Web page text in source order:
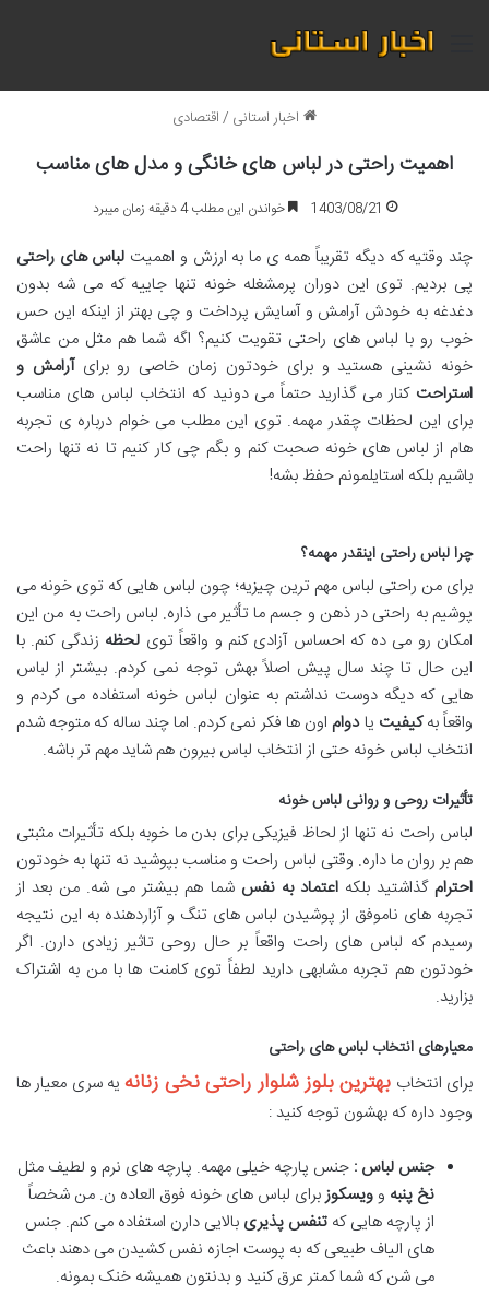
منو
اخبار استانی /اقتصادی
اهمیت راحتی در لباس های خانگی و مدل های مناسب
1403/08/21 خواندن این مطلب 4 دقیقه زمان میبرد
چند وقتیه که دیگه تقریباً همه ی ما به ارزش و اهمیت لباس های راحتی
پی بردیم. توی این دوران پرمشغله خونه تنها جاییه که می شه بدون
دغدغه به خودش آرامش و آسایش پرداخت و چی بهتر از اینکه این حس
خوب رو با لباس های راحتی تقویت کنیم؟ اگه شما هم مثل من عاشق
خونه نشینی هستید و برای خودتون زمان خاصی رو برایآرامش و
استراحت کنار می گذارید حتماً می دونید که انتخاب لباس های مناسب
برای این لحظات چقدر مهمه. توی این مطلب می خوام درباره ی تجربه
هام از لباس های خونه صحبت کنم و بگم چی کار کنیم تا نه تنها راحت
باشیم بلکه استایلمونم حفظ بشه!
چرا لباس راحتی اینقدر مهمه؟
برای من راحتی لباس مهم ترین چیزیه؛ چون لباس هایی که توی خونه می
پوشیم به راحتی در ذهن و جسم ما تأثیر می ذاره. لباس راحت به من این
امکان رو می ده که احساس آزادی کنم و واقعاً توی لحظه زندگی کنم. با
این حال تا چند سال پیش اصلاً بهش توجه نمی کردم. بیشتر از لباس
هایی که دیگه دوست نداشتم به عنوان لباس خونه استفاده می کردم و
واقعاً بهکیفیت یادوام اون ها فکر نمی کردم. اما چند ساله که متوجه شدم
انتخاب لباس خونه حتی از انتخاب لباس بیرون هم شاید مهم تر باشه.
تأثیرات روحی و روانی لباس خونه
لباس راحت نه تنها از لحاظ فیزیکی برای بدن ما خوبه بلکه تأثیرات مثبتی
هم بر روان ما داره. وقتی لباس راحت و مناسب بپوشید نه تنها به خودتون
احترام گذاشتید بلکهاعتماد به نفس شما هم بیشتر می شه. من بعد از
تجربه های ناموفق از پوشیدن لباس های تنگ و آزاردهنده به این نتیجه
رسیدم که لباس های راحت واقعاً بر حال روحی تاثیر زیادی دارن. اگر
خودتون هم تجربه مشابهی دارید لطفاً توی کامنت ها با من به اشتراک
بزارید.
معیارهای انتخاب لباس های راحتی
برای انتخاب بهترین بلوز شلوار راحتی نخی زنانهیه سری معیار ها
وجود داره که بهشون توجه کنید :
جنس لباس : جنس پارچه خیلی مهمه. پارچه های نرم و لطیف مثل
نخ پنبه وویسکوزبرای لباس های خونه فوق العاده ن. من شخصاً
از پارچه هایی که تنفس پذیری بالایی دارن استفاده می کنم. جنس
های الیاف طبیعی که به پوست اجازه نفس کشیدن می دهند باعث
می شن که شما کمتر عرق کنید و بدنتون همیشه خنک بمونه.